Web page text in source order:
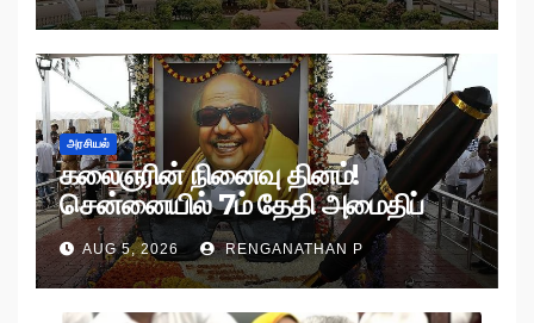
அரசியல்
கலைஞரின் நினைவு தினம்!
சென்னையில் 7ம் தேதி அமைதிப்
பேரணி!
AUG 5, 2026 RENGANATHAN P